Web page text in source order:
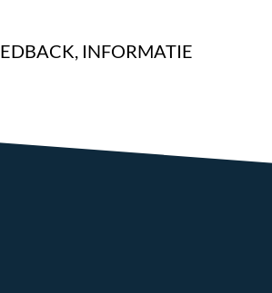
INFORMATIE